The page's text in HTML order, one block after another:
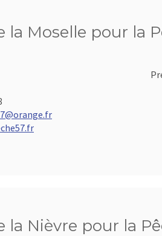
la Moselle pour la
la Nièvre pour la